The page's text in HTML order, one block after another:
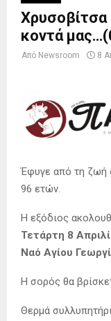
κοντά
Από Newsroom 8
Έφυγε από τη ζωή
96 ετών.
Η εξόδιος
Τετάρτη 8
Ναό Αγίου
Η σορός θα
Θερμά